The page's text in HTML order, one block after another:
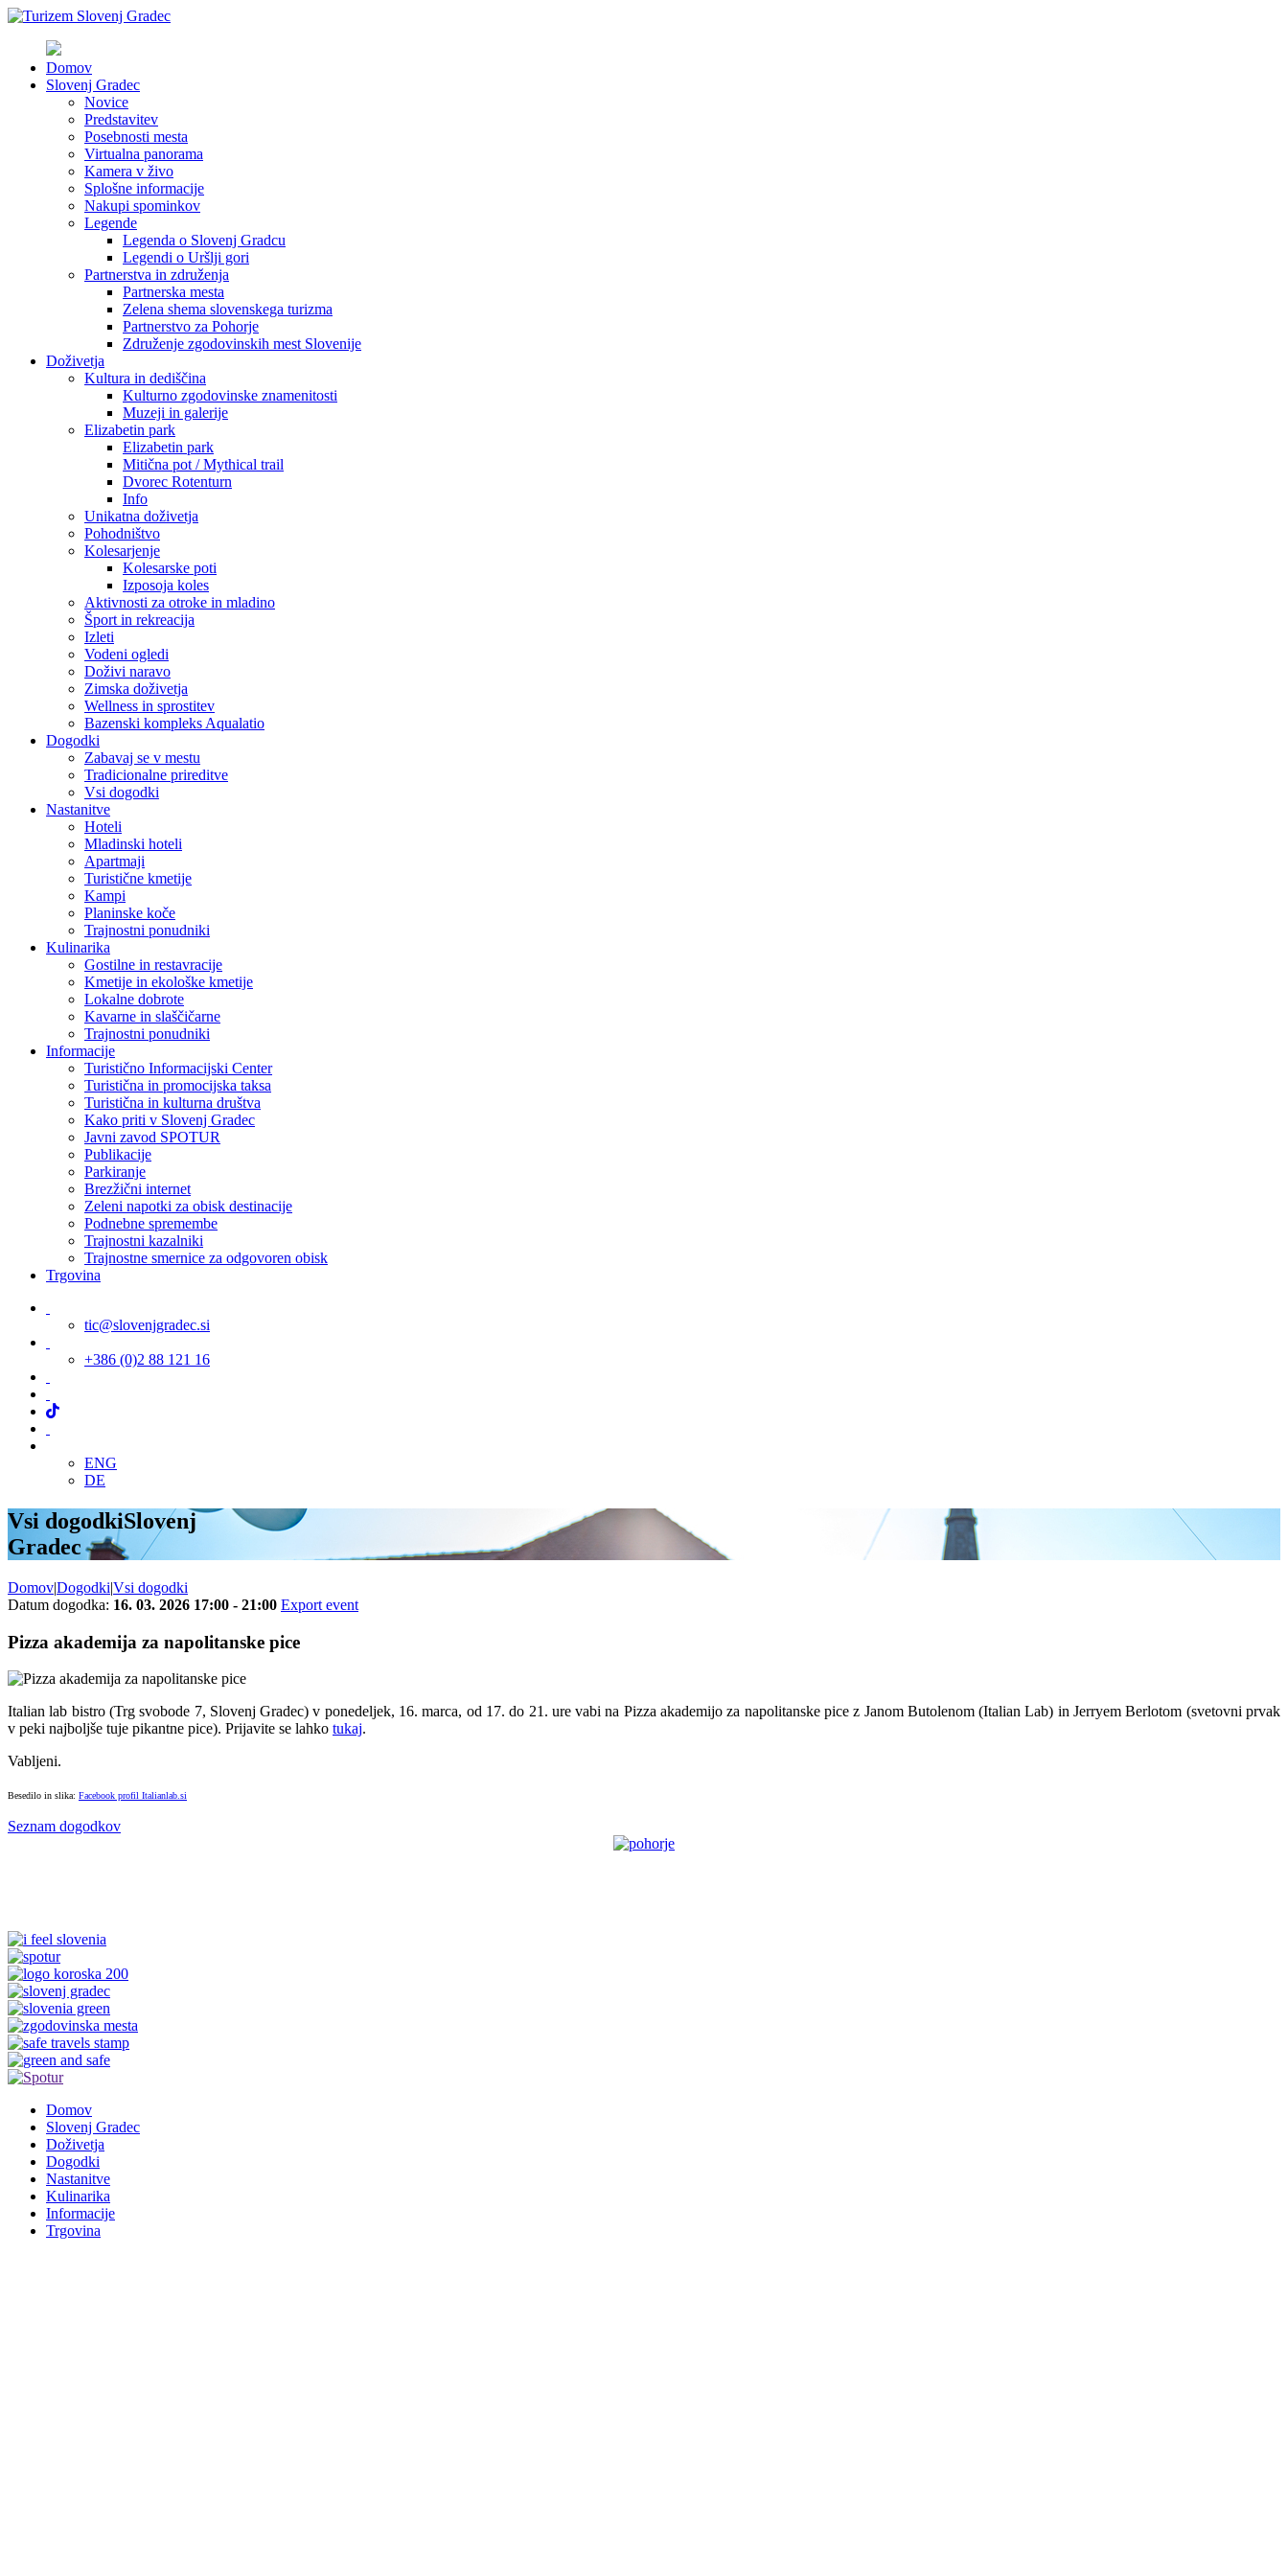
Domov
Slovenj Gradec
Novice
Predstavitev
Posebnosti mesta
Virtualna panorama
Kamera v živo
Splošne informacije
Nakupi spominkov
Legende
Legenda o Slovenj Gradcu
Legendi o Uršlji gori
Partnerstva in združenja
Partnerska mesta
Zelena shema slovenskega turizma
Partnerstvo za Pohorje
Združenje zgodovinskih mest Slovenije
Doživetja
Kultura in dediščina
Kulturno zgodovinske znamenitosti
Muzeji in galerije
Elizabetin park
Elizabetin park
Mitična pot / Mythical trail
Dvorec Rotenturn
Info
Unikatna doživetja
Pohodništvo
Kolesarjenje
Kolesarske poti
Izposoja koles
Aktivnosti za otroke in mladino
Šport in rekreacija
Izleti
Vodeni ogledi
Doživi naravo
Zimska doživetja
Wellness in sprostitev
Bazenski kompleks Aqualatio
Dogodki
Zabavaj se v mestu
Tradicionalne prireditve
Vsi dogodki
Nastanitve
Hoteli
Mladinski hoteli
Apartmaji
Turistične kmetije
Kampi
Planinske koče
Trajnostni ponudniki
Kulinarika
Gostilne in restavracije
Kmetije in ekološke kmetije
Lokalne dobrote
Kavarne in slaščičarne
Trajnostni ponudniki
Informacije
Turistično Informacijski Center
Turistična in promocijska taksa
Turistična in kulturna društva
Kako priti v Slovenj Gradec
Javni zavod SPOTUR
Publikacije
Parkiranje
Brezžični internet
Zeleni napotki za obisk destinacije
Podnebne spremembe
Trajnostni kazalniki
Trajnostne smernice za odgovoren obisk
Trgovina
tic@slovenjgradec.si
+386 (0)2 88 121 16
ENG
DE
Vsi dogodkiSlovenj
Gradec
Domov|Dogodki|Vsi dogodki
Datum dogodka: 16. 03. 2026 17:00 - 21:00 Export event
Pizza akademija za napolitanske pice
Italian lab bistro (Trg svobode 7, Slovenj Gradec) v ponedeljek, 16. marca, od 17. do 21. ure vabi na Pizza akademijo za napolitanske pice z Janom Butolenom (Italian Lab) in Jerryem Berlotom (svetovni prvak
v peki najboljše tuje pikantne pice). Prijavite se lahko tukaj.
Vabljeni.
Besedilo in slika: Facebook profil Italianlab.si
Seznam dogodkov
Domov
Slovenj Gradec
Doživetja
Dogodki
Nastanitve
Kulinarika
Informacije
Trgovina